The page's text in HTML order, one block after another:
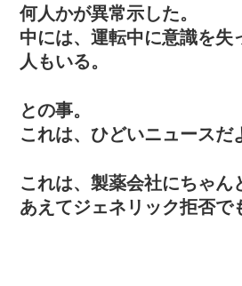
何人かが異常示した。
中には、運転中に意識を失
人もいる。
との事。
これは、ひどいニュースだ
これは、製薬会社にちゃん
あえてジェネリック拒否で